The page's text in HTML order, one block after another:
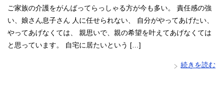
ご家族の介護をがんばってらっしゃる方が今も多い。 責任感の強
い、娘さん息子さん 人に任せられない、 自分がやってあげたい、
やってあげなくては、 親思いで、親の希望を叶えてあげなくては
と思っています。 自宅に居たいという […]
続きを読む